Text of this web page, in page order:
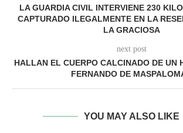
LA GUARDIA CIVIL INTERVIENE 230
CAPTURADO ILEGALMENTE EN LA
LA GRACIOSA
next post
HALLAN EL CUERPO CALCINADO DE UN
FERNANDO DE
YOU MAY ALSO LIKE